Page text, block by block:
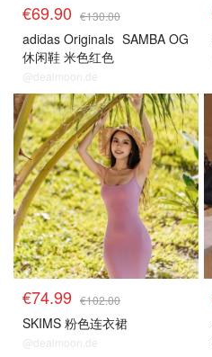
€69.90 €130.00
adidas Originals SAMBA OG
休闲鞋 米色红色
@dealmoon.de
€74.99 €102.00
SKIMS 粉色连衣裙
@dealmoon.de